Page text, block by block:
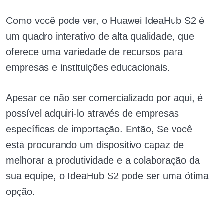
Como você pode ver, o Huawei IdeaHub S2 é
um quadro interativo de alta qualidade, que
oferece uma variedade de recursos para
empresas e instituições educacionais.
Apesar de não ser comercializado por aqui, é
possível adquiri-lo através de empresas
específicas de importação. Então, Se você
está procurando um dispositivo capaz de
melhorar a produtividade e a colaboração da
sua equipe, o IdeaHub S2 pode ser uma ótima
opção.